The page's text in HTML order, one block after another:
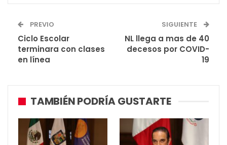
PREVIO
Ciclo Escolar
terminara con clases
en línea
SIGUIENTE
NL llega a mas de 40
decesos por COVID-
19
TAMBIÉN PODRÍA GUSTARTE